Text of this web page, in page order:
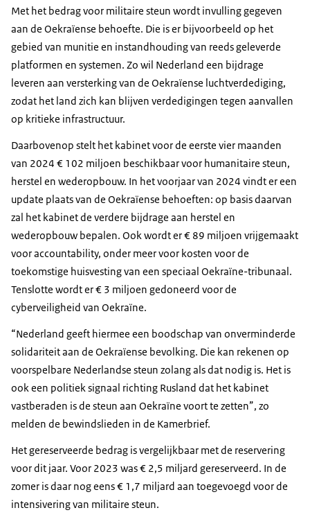
Met het bedrag voor militaire steun wordt invulling gegeven
aan de Oekraïense behoefte. Die is er bijvoorbeeld op het
gebied van munitie en instandhouding van reeds geleverde
platformen en systemen. Zo wil Nederland een bijdrage
leveren aan versterking van de Oekraïense luchtverdediging,
zodat het land zich kan blijven verdedigingen tegen aanvallen
op kritieke infrastructuur.
Daarbovenop stelt het kabinet voor de eerste vier maanden
van 2024 € 102 miljoen beschikbaar voor humanitaire steun,
herstel en wederopbouw. In het voorjaar van 2024 vindt er een
update plaats van de Oekraïense behoeften: op basis daarvan
zal het kabinet de verdere bijdrage aan herstel en
wederopbouw bepalen. Ook wordt er € 89 miljoen vrijgemaakt
voor accountability, onder meer voor kosten voor de
toekomstige huisvesting van een speciaal Oekraïne-tribunaal.
Tenslotte wordt er € 3 miljoen gedoneerd voor de
cyberveiligheid van Oekraïne.
“Nederland geeft hiermee een boodschap van onverminderde
solidariteit aan de Oekraïense bevolking. Die kan rekenen op
voorspelbare Nederlandse steun zolang als dat nodig is. Het is
ook een politiek signaal richting Rusland dat het kabinet
vastberaden is de steun aan Oekraïne voort te zetten”, zo
melden de bewindslieden in de Kamerbrief.
Het gereserveerde bedrag is vergelijkbaar met de reservering
voor dit jaar. Voor 2023 was € 2,5 miljard gereserveerd. In de
zomer is daar nog eens € 1,7 miljard aan toegevoegd voor de
intensivering van militaire steun.